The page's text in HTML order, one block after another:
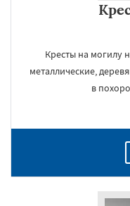
Кресты на могилу
металлические,
в